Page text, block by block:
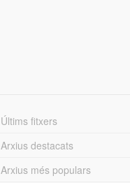
Últims fitxers
Arxius destacats
Arxius més populars